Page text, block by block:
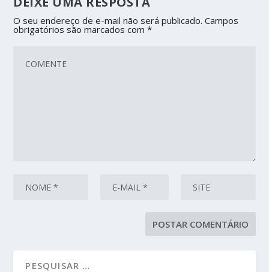
O seu endereço de e-mail não será publicado. Campos
obrigatórios são marcados com*